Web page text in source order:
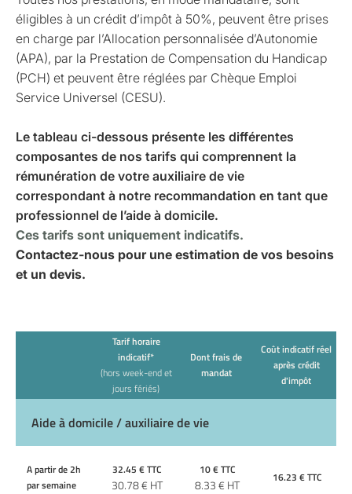
éligibles à un crédit d’impôt à 50%, peuvent être prises
en charge par l’Allocation personnalisée d’Autonomie
(APA), par la Prestation de Compensation du Handicap
(PCH) et peuvent être réglées par Chèque Emploi
Service Universel (CESU).
Le tableau ci-dessous présente les différentes
composantes de nos tarifs qui comprennent la
rémunération de votre auxiliaire de vie
correspondant à notre recommandation en tant que
professionnel de l’aide à domicile.
Ces tarifs sont uniquement indicatifs.
Contactez-nous pour une estimation de vos besoins
et un devis.
Tarif horaire
indicatif*
(hors week-end et
jours fériés)
Dont frais de
mandat
Coût indicatif réel
après crédit
d'impôt
Aide à domicile / auxiliaire de vie
A partir de 2h
par semaine
32.45 € TTC
30.78€ HT
10€ TTC
8.33€ HT 16.23 € TTC